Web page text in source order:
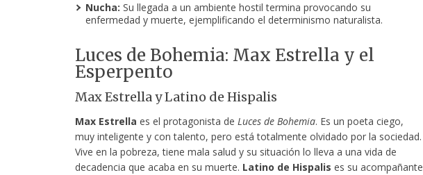
Nucha: Su llegada a un ambiente hostil termina provocando su
enfermedad y muerte, ejemplificando el determinismo naturalista.
Luces de Bohemia: Max Estrella y el
Esperpento
Max Estrella y Latino de Hispalis
Max Estrella es el protagonista de Luces de Bohemia. Es un poeta ciego,
muy inteligente y con talento, pero está totalmente olvidado por la sociedad.
Vive en la pobreza, tiene mala salud y su situación lo lleva a una vida de
decadencia que acaba en su muerte. Latino de Hispalis es su acompañante